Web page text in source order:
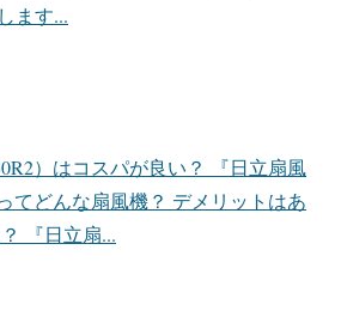
ます...
）はコスパが良い？
『日立扇風
てどんな扇風機？ デメリットはあ
『日立扇...